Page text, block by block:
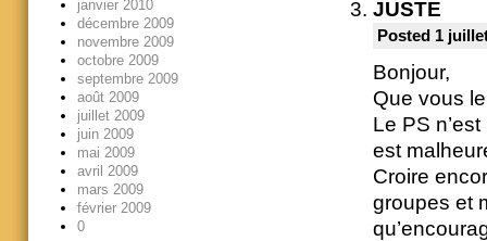
JUSTE
Posted 1
Bonjour,
Que vous
Le PS
est
Croire
groupes et
janvier 2010
décembre 2009
novembre 2009
octobre 2009
septembre 2009
août 2009
juillet 2009
juin 2009
mai 2009
avril 2009
mars 2009
février 2009
0